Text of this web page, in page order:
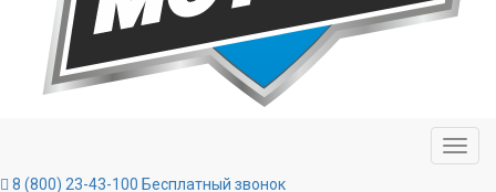
8 (800) 23-43-100 Бесплатный звонок